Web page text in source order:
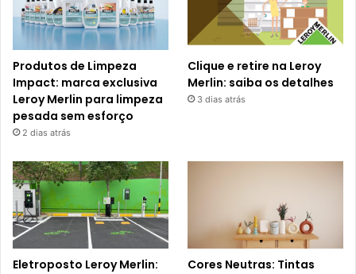
Produtos de Limpeza
Impact: marca exclusiva
Leroy Merlin para limpeza
pesada sem esforço
2 dias atrás
Clique e retire na Leroy
Merlin: saiba os detalhes
3 dias atrás
Eletroposto Leroy Merlin:
Cores Neutras: Tintas